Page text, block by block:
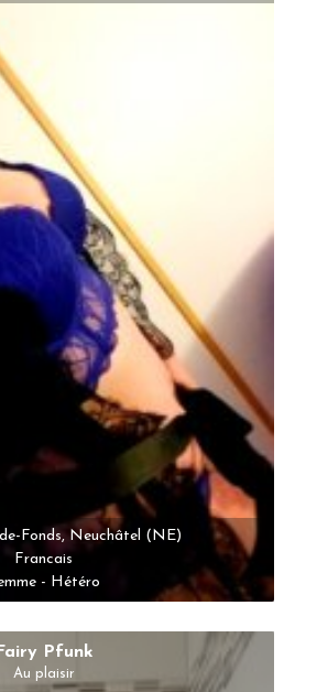
Fonds, Neuchâtel (NE)
Francais
- Hétéro
Fairy Pfunk
Au plaisir